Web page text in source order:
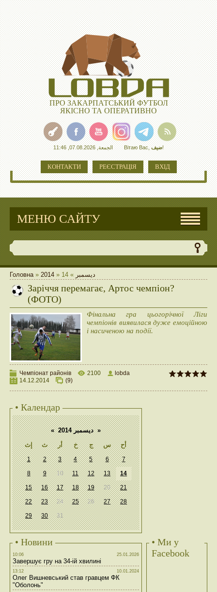
ПРО ЗАКАРПАТСЬКИЙ ФУТБОЛ
ЯКІСНО ТА ОПЕРАТИВНО
الجمعة, 07.08.2026, 11:46 Вітаю Вас,ضيف!
КОНТАКТИ РЕЄСТРАЦІЯ ВХІД
МЕНЮ САЙТУ
Головна» 2014 » ديسمبر »
14
Заріччя перемагає, Артос чемпіон?
(ФОТО)
Фінальна гра цьогорічної Ліги
чемпіонів виявилася дуже емоційною
і насиченою на події.
Чемпіонат районів 2100
lobda
14.12.2014
(9)
• Календар
« ديسمبر 2014 »
إث
ث أر خ ج س أح
1 2 3 4 5 6 7
8 9 10 11 12 13 14
15 16 17 18 19 20 21
22 23 24 25 26 27 28
29 30 31
• Новини
10:06 25.01.2026
Завершує гру на 34-ій хвилині
13:12 10.01.2024
Олег Вишневський став гравцем ФК
"Оболонь"
• Ми у
Facebook